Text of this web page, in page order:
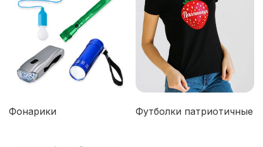
Фонарики Футболки патриотичные